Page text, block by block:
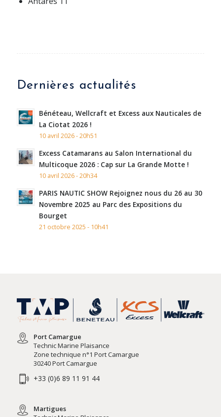
Dernières actualités
Bénéteau, Wellcraft et Excess aux Nauticales de
La Ciotat 2026 !
10 avril 2026 - 20h51
Excess Catamarans au Salon International du
Multicoque 2026 : Cap sur La Grande Motte !
10 avril 2026 - 20h34
PARIS NAUTIC SHOW Rejoignez nous du 26 au 30
Novembre 2025 au Parc des Expositions du
Bourget
21 octobre 2025 - 10h41
Port Camargue
Technic Marine Plaisance
Zone technique n°1 Port Camargue
30240 Port Camargue
+33 (0)6 89 11 91 44
Martigues